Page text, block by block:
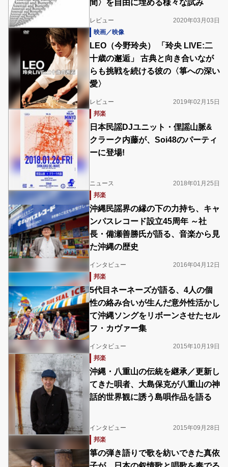
間〉を自由に埋める様々な試み
レビュー
2020年03月03日
映画／映像
LEO（今野玲央） 「玲央 LIVE:二
十歳の邂逅」 古典と向き合いなが
らも挑戦を続ける彼の〈箏への深い
愛〉
レビュー
2019年02月15日
邦楽
日本民謡DJユニット・俚謡山脈&
クラーク内藤が、Soi48のパーティ
ーに登場!
ニュース
2018年01月25日
邦楽
沖縄民謡界の縁の下の力持ち、キャ
ンパスレコード設立45周年 ～社
長・備瀬善勝氏が語る、音楽から見
た沖縄の歴史
インタビュー
2016年04月12日
邦楽
5代目ネーネーズが語る、4人の個
性の絡み合いが生んだ意外性活かし
て沖縄ソングをリボーンさせたセル
フ・カヴァー集
インタビュー
2015年10月19日
邦楽
沖縄・八重山の伝統を継承／更新し
てきた唄者、大島保克が八重山の神
話的世界観に誘う島唄作品を語る
インタビュー
2015年09月28日
邦楽
箏の弾き語りで歌を紡いできた真依